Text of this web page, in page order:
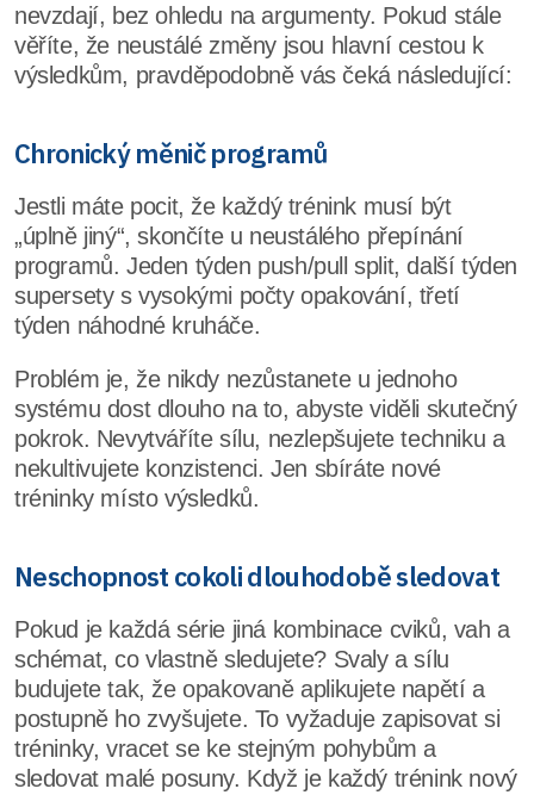
nevzdají, bez ohledu na argumenty. Pokud stále
věříte, že neustálé změny jsou hlavní cestou k
výsledkům, pravděpodobně vás čeká následující:
Chronický měnič programů
Jestli máte pocit, že každý trénink musí být
„úplně jiný“, skončíte u neustálého přepínání
programů. Jeden týden push/pull split, další týden
supersety s vysokými počty opakování, třetí
týden náhodné kruháče.
Problém je, že nikdy nezůstanete u jednoho
systému dost dlouho na to, abyste viděli skutečný
pokrok. Nevytváříte sílu, nezlepšujete techniku a
nekultivujete konzistenci. Jen sbíráte nové
tréninky místo výsledků.
Neschopnost cokoli dlouhodobě sledovat
Pokud je každá série jiná kombinace cviků, vah a
schémat, co vlastně sledujete? Svaly a sílu
budujete tak, že opakovaně aplikujete napětí a
postupně ho zvyšujete. To vyžaduje zapisovat si
tréninky, vracet se ke stejným pohybům a
sledovat malé posuny. Když je každý trénink nový